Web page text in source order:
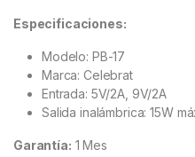
Especificaciones:
Modelo: PB-17
Marca: Celebrat
Entrada: 5V/2A, 9V/2A
Salida inalámbrica: 15W
Garantía: 1 Mes